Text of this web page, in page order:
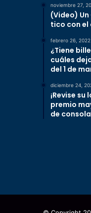
noviembre 27,
(Video)
tico con el
febrero 26, 2022
¿Tiene
cuáles
del 1 de
diciembre 24,
¡Revise
premio
de